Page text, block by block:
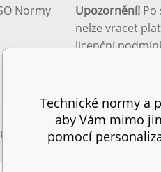
Normy Upozornění! Po
nelze vracet
licenční
STANDARD. Všechna práva
Technické normy a
aby Vám mimo
pomocí